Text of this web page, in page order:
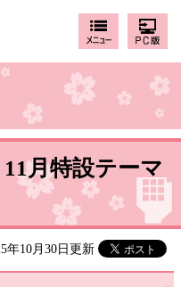
月特設テーマ
年10月30日更新